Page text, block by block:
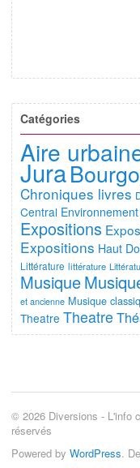
Catégories
Aire
Jura
Chroniques livres
Central Environnement
Expositions
Expositions Haut
Littérature littérature
Musique
et ancienne Musique
Theatre Theatre
© 2026 Diversions - L'info
réservés
Powered by WordPress.